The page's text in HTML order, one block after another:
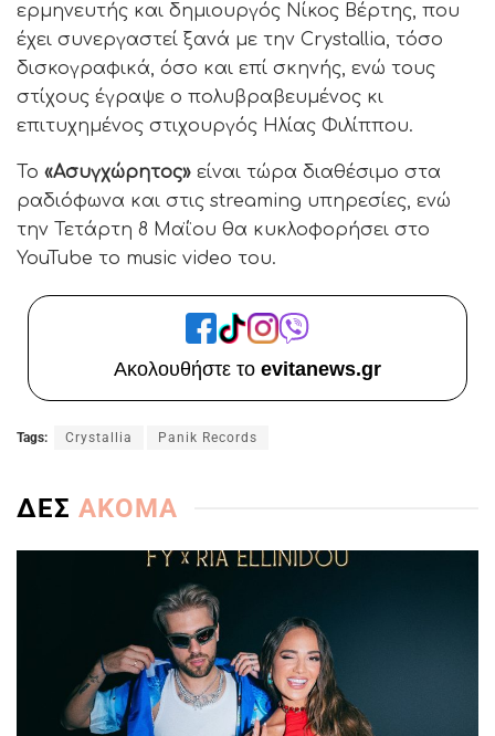
ερμηνευτής και δημιουργός Νίκος Βέρτης, που
έχει συνεργαστεί ξανά με την Crystallia, τόσο
δισκογραφικά, όσο και επί σκηνής, ενώ τους
στίχους έγραψε ο πολυβραβευμένος κι
επιτυχημένος στιχουργός Ηλίας Φιλίππου.
Το «Ασυγχώρητος» είναι τώρα διαθέσιμο στα
ραδιόφωνα και στις streaming υπηρεσίες, ενώ
την Τετάρτη 8 Μαΐου θα κυκλοφορήσει στο
YouTube το music video του.
Ακολουθήστε το evitanews.gr
Tags: Crystallia Panik Records
ΔΕΣ ΑΚΟΜΑ